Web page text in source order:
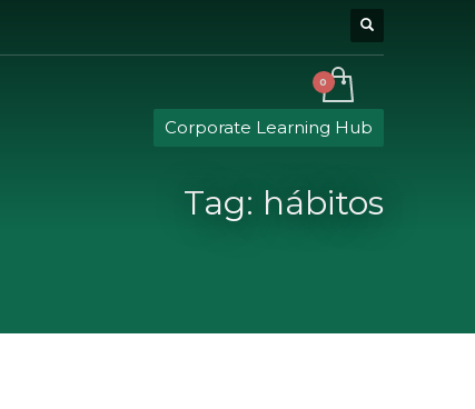
Corporate Learning Hub
Tag: hábitos